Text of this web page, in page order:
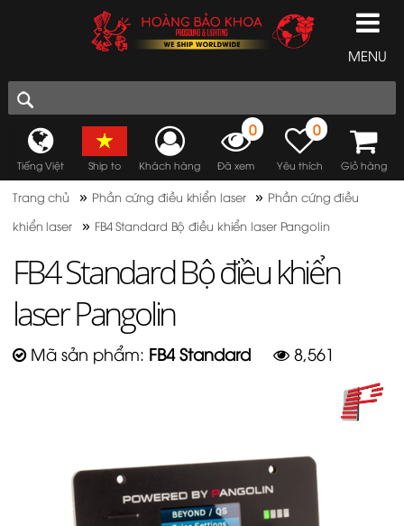
MENU
Tiếng Việt Ship to Khách hàng
0
Đã xem
0
Yêu thích Giỏ hàng
Trang chủ » Phần cứng điều khiển laser » Phần cứng điều
khiển laser
» FB4 Standard Bộ điều khiển laser Pangolin
FB4 Standard Bộ điều khiển
laser Pangolin
Mã sản phẩm: FB4 Standard 8,561